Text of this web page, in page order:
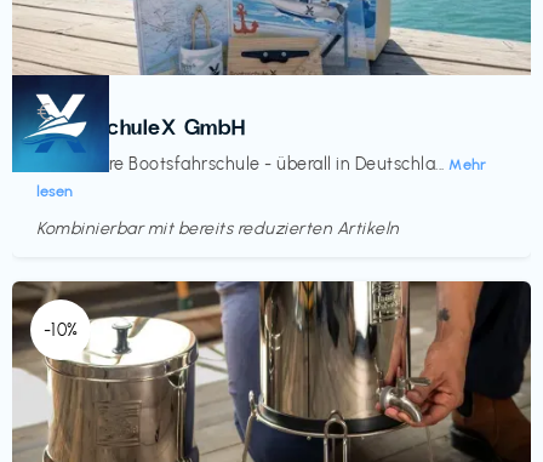
Kurse
BootsschuleX GmbH
Deine faire Bootsfahrschule - überall in Deutschla... Mehr
lesen
€‎
Kombinierbar mit bereits reduzierten Artikeln
-10%